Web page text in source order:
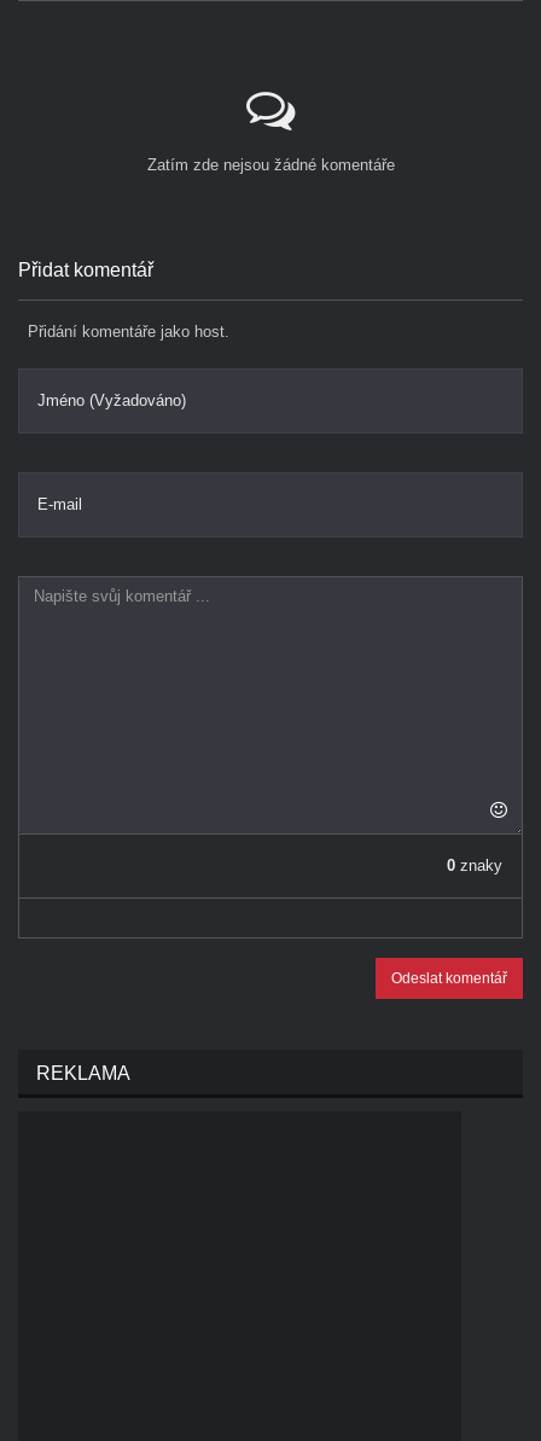
Zatím zde nejsou žádné komentáře
Přidat komentář
Přidání komentáře jako host.
Jméno (Vyžadováno)
E-mail
0 znaky
Odeslat komentář
REKLAMA